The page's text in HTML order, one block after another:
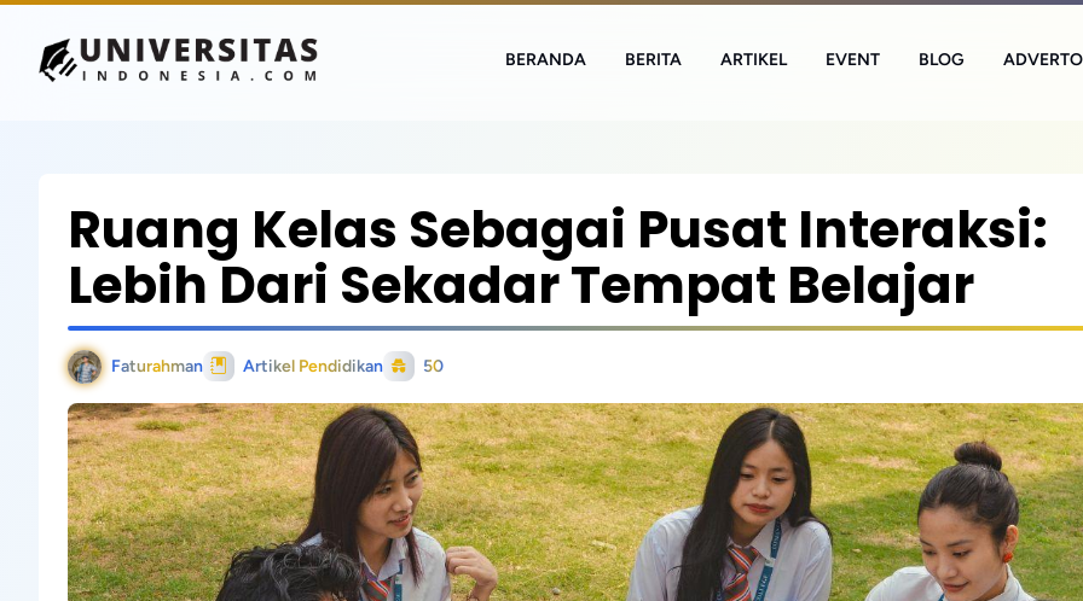
BERANDA BERITA ARTIKEL EVENT BLOG
Ruang Kelas Sebagai Pusat Interaksi:
Lebih Dari Sekadar Tempat Belajar
Faturahman Artikel Pendidikan 50